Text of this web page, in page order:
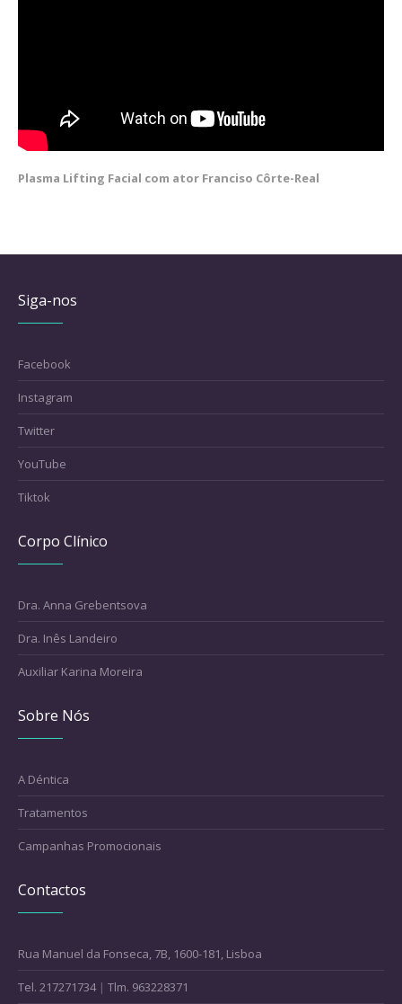
Plasma Lifting Facial com ator Franciso Côrte-Real
Siga-nos
Facebook
Instagram
Twitter
YouTube
Tiktok
Corpo Clínico
Dra. Anna Grebentsova
Dra. Inês Landeiro
Auxiliar Karina Moreira
Sobre Nós
A Déntica
Tratamentos
Campanhas Promocionais
Contactos
Rua Manuel da Fonseca, 7B, 1600-181, Lisboa
Tel. 217271734 |Tlm. 963228371